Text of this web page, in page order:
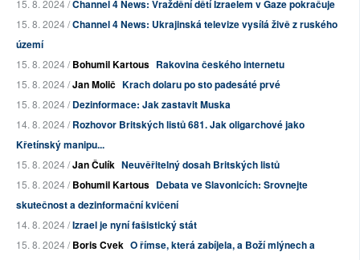
15. 8. 2024 /Channel 4 News: Vraždění dětí Izraelem v Gaze pokračuje
15. 8. 2024 /Channel 4 News: Ukrajinská televize vysílá živě z ruského
území
15. 8. 2024 /Bohumil Kartous Rakovina českého internetu
15. 8. 2024 /Jan Molič Krach dolaru po sto padesáté prvé
15. 8. 2024 /Dezinformace: Jak zastavit Muska
14. 8. 2024 /Rozhovor Britských listů 681. Jak oligarchové jako
Křetínský manipu...
15. 8. 2024 /Jan Čulík Neuvěřitelný dosah Britských listů
15. 8. 2024 /Bohumil Kartous Debata ve Slavonicích: Srovnejte
skutečnost a dezinformační kvičení
14. 8. 2024 /Izrael je nyní fašistický stát
15. 8. 2024 /Boris Cvek O římse, která zabíjela, a Boží mlýnech a